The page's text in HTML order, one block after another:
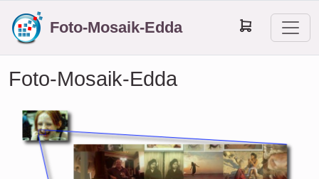
Foto-Mosaik-Edda
Foto-Mosaik-Edda